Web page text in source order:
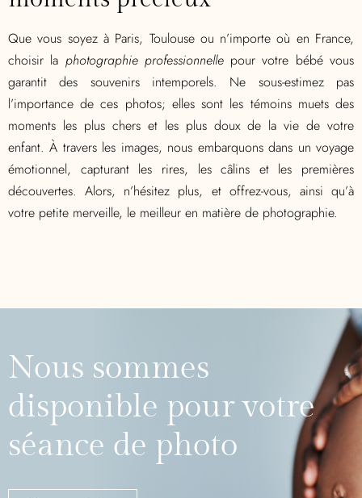
Que vous soyez à Paris, Toulouse ou n’importe où en France,
choisir la photographie professionnellepour votre bébé vous
garantit des souvenirs intemporels. Ne sous-estimez pas
l’importance de ces photos; elles sont les témoins muets des
moments les plus chers et les plus doux de la vie de votre
enfant. À travers les images, nous embarquons dans un voyage
émotionnel, capturant les rires, les câlins et les premières
découvertes. Alors, n’hésitez plus, et offrez-vous, ainsi qu’à
votre petite merveille, le meilleur en matière de photographie.
Nous sommes
disponible pour votre
séance de photo